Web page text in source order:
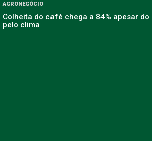
AGRONEGÓCIO
Colheita do café chega a 84% apesar
pelo clima